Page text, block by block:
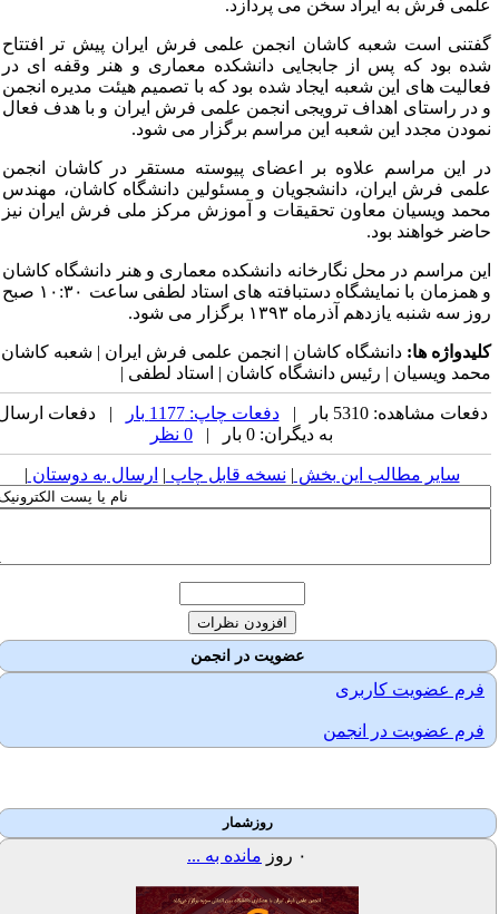
فرش به ایراد سخن می پردازد.
است شعبه کاشان انجمن علمی فرش ایران پیش تر افتتاح
بود که پس از جابجایی دانشکده معماری و هنر وقفه ای در
های این شعبه ایجاد شده بود که با تصمیم هیئت مدیره انجمن
در راستای اهداف ترویجی انجمن علمی فرش ایران و با هدف فعال
مجدد این شعبه این مراسم برگزار می شود.
این مراسم علاوه بر اعضای پیوسته مستقر در کاشان انجمن
فرش ایران، دانشجویان و مسئولین دانشگاه کاشان، مهندس
ویسیان معاون تحقیقات و آموزش مرکز ملی فرش ایران نیز
خواهند بود.
مراسم در محل نگارخانه دانشکده معماری و هنر دانشگاه کاشان
و همزمان با نمایشگاه دستبافته های استاد لطفی ساعت ۱۰:۳۰ صبح
سه شنبه یازدهم آذرماه ۱۳۹۳ برگزار می شود.
ها:دانشگاه کاشان | انجمن علمی فرش ایران | شعبه کاشان |
ویسیان | رئیس دانشگاه کاشان | استاد لطفی |
مشاهده: 5310 بار | دفعات چاپ: 1177 بار
| دفعات ارسال
به دیگران: 0 بار |
سایر مطالب این بخش | نسخه قابل چاپ| ارسال به دوستان|
عضویت در انجمن
فرم عضویت کاربری
فرم عضویت در انجمن
روزشمار
روزمانده به ...